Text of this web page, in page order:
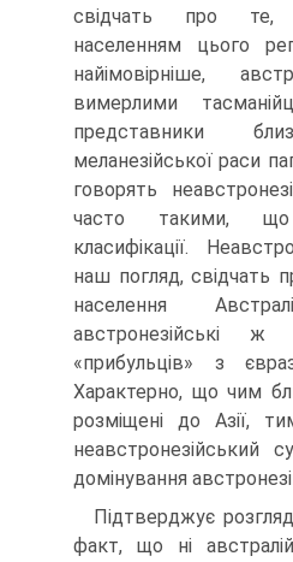
свідчать про те,
населенням цього
найімовірніше,
вимерлими
представники
меланезійської раси
говорять
часто такими,
класифікації.
наш погляд, свідчать
населення
«прибульців» з
Характерно, що чим
розміщені до Азії,
неавстронезійський
домінування
Підтверджує
факт, що ні